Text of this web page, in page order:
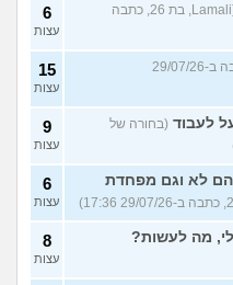
(Lamali, בת 26, כתבה
6
עצות
(אנונימית, בת 25, כתבה ב-29/07/26
15
עצות
לעבוד (בחורה של
9
עצות
הם לא וגם מפחדת
6
עצות
מה לעשות? 8
עצות